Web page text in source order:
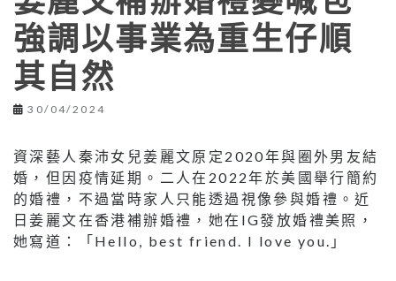
強調以事業為重生仔順
其自然
30/04/2024
資深藝人秦沛女兒姜麗文原定 2020年與圈外男友結
婚，但因疫情延期。二人在 2022年於美國舉行簡約
的婚禮，不過當時家人只能透過視像參與婚禮。近
日姜麗文在香港補辦婚禮，她在 IG發放婚禮美照，
她寫道：「Hello, best friend. I love you. 」